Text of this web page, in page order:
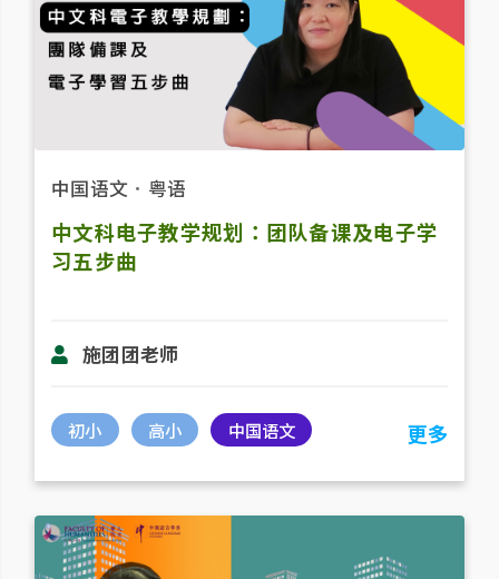
中国语文 ． 粤语
中文科电子教学规划：团队备课及电子学
习五步曲
施团团老师
初小 高小 中国语文 更多